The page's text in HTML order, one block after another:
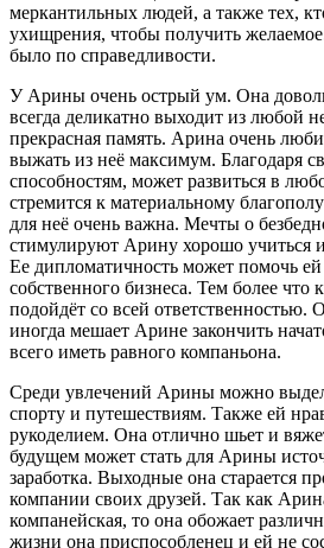
меркантильных людей, а также тех,
ухищрения, чтобы получить
было по справедливости.
У Арины очень острый ум. Она
всегда деликатно выходит из любой
прекрасная память. Арина очень
выжать из неё максимум. Благодаря
способностям, может развиться в
стремится к материальному
для неё очень важна. Мечты о
стимулируют Арину хорошо учиться и
Ее дипломатичность может помочь ей
собственного бизнеса. Тем более что
подойдёт со всей ответственностью.
иногда мешает Арине закончить
всего иметь равного компаньона.
Среди увлечений Арины можно
спорту и путешествиям. Также ей
рукоделием. Она отлично шьет и
будущем может стать для Арины
заработка. Выходные она старается
компании своих друзей. Так как
компанейская, то она обожает
жизни она приспособленец и ей не